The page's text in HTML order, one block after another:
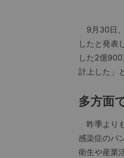
9月30日
したと発表
した2億
計上した」
多方面
昨季より
感染症のパ
衛生や産業